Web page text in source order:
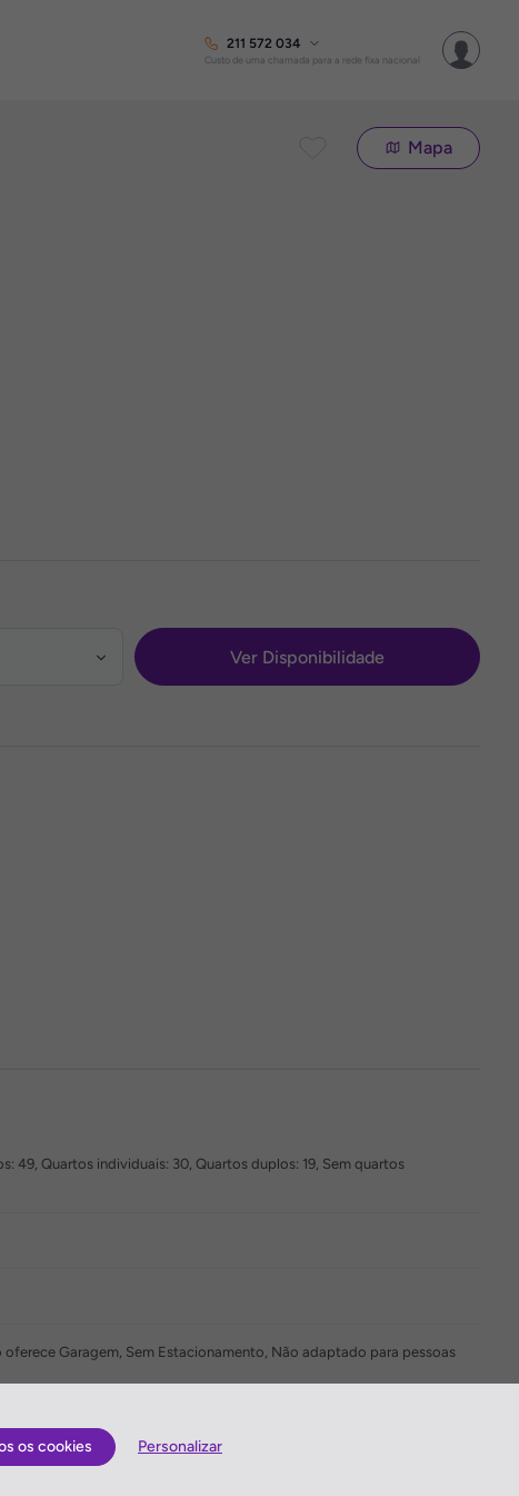
211 572 034
Custo de uma chamada para a rede fixa nacional
Mapa
Ver Disponibilidade
49, Quartos individuais: 30, Quartos duplos: 19, Sem quartos
Garagem, Sem Estacionamento, Não adaptado para pessoas
Jantar à la carte, Restaurante, Jantar como menu
os cookies Personalizar